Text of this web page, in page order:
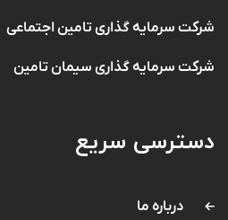
شرکت سرمایه گذاری تامین اجتماعی
شرکت سرمایه گذاری سیمان تامین
دسترسی سریع
درباره ما